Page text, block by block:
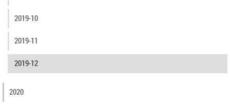
2019-10
2019-11
2019-12
2020